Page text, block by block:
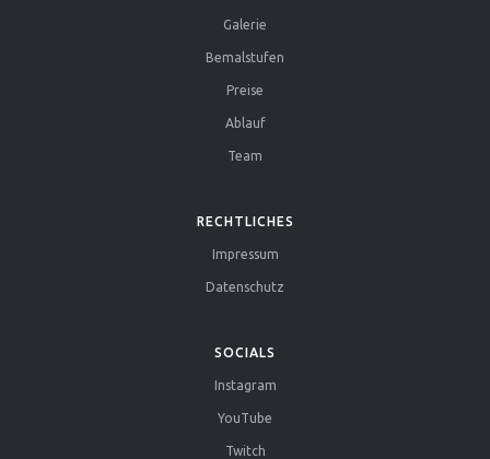
Galerie
Bemalstufen
Preise
Ablauf
Team
RECHTLICHES
Impressum
Datenschutz
SOCIALS
Instagram
YouTube
Twitch